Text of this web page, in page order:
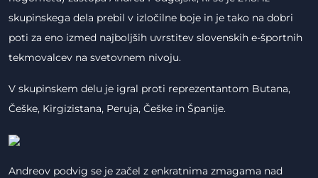
skupinskega dela prebil v izločilne boje in je tako na dobri
poti za eno izmed najboljših uvrstitev slovenskih e-športnih
tekmovalcev na svetovnem nivoju.
V skupinskem delu je igral proti reprezentantom Butana,
Češke, Kirgizistana, Peruja, Češke in Španije.
Andreov podvig se je začel z enkratnima zmagama nad